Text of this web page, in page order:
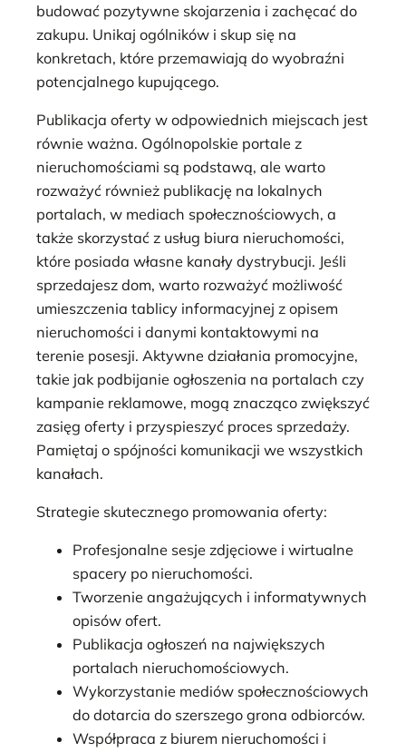
budować pozytywne skojarzenia i zachęcać do
zakupu. Unikaj ogólników i skup się na
konkretach, które przemawiają do wyobraźni
potencjalnego kupującego.
Publikacja oferty w odpowiednich miejscach jest
równie ważna. Ogólnopolskie portale z
nieruchomościami są podstawą, ale warto
rozważyć również publikację na lokalnych
portalach, w mediach społecznościowych, a
także skorzystać z usług biura nieruchomości,
które posiada własne kanały dystrybucji. Jeśli
sprzedajesz dom, warto rozważyć możliwość
umieszczenia tablicy informacyjnej z opisem
nieruchomości i danymi kontaktowymi na
terenie posesji. Aktywne działania promocyjne,
takie jak podbijanie ogłoszenia na portalach czy
kampanie reklamowe, mogą znacząco zwiększyć
zasięg oferty i przyspieszyć proces sprzedaży.
Pamiętaj o spójności komunikacji we wszystkich
kanałach.
Strategie skutecznego promowania oferty:
Profesjonalne sesje zdjęciowe i wirtualne
spacery po nieruchomości.
Tworzenie angażujących i informatywnych
opisów ofert.
Publikacja ogłoszeń na największych
portalach nieruchomościowych.
Wykorzystanie mediów społecznościowych
do dotarcia do szerszego grona odbiorców.
Współpraca z biurem nieruchomości i